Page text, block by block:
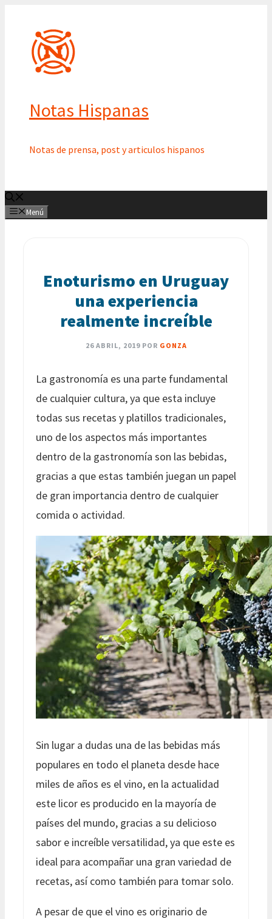
contenido
Notas Hispanas
Notas de prensa, post y articulos hispanos
Menú
Enoturismo en Uruguay
una experiencia
realmente increíble
26 ABRIL, 2019 POR GONZA
La gastronomía es una parte fundamental
de cualquier cultura, ya que esta incluye
todas sus recetas y platillos tradicionales,
uno de los aspectos más importantes
dentro de la gastronomía son las bebidas,
gracias a que estas también juegan un papel
de gran importancia dentro de cualquier
comida o actividad.
Sin lugar a dudas una de las bebidas más
populares en todo el planeta desde hace
miles de años es el vino, en la actualidad
este licor es producido en la mayoría de
países del mundo, gracias a su delicioso
sabor e increíble versatilidad, ya que este es
ideal para acompañar una gran variedad de
recetas, así como también para tomar solo.
A pesar de que el vino es originario de